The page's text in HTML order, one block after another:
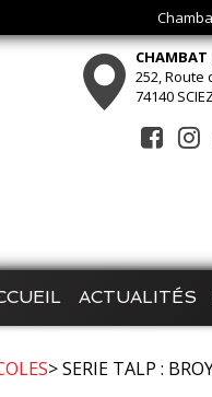
252, Route
74140
ACTUALITÉS
> SERIE TALP :